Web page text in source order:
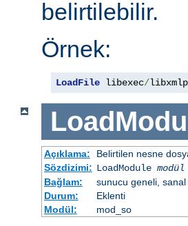
belirtilebilir.
Örnek:
LoadFile libexec/
Açıklama:
Belirtilen nesne
Sözdizimi: LoadModule
Bağlam:
sunucu geneli,
Durum:
Eklenti
Modül:
mod_so